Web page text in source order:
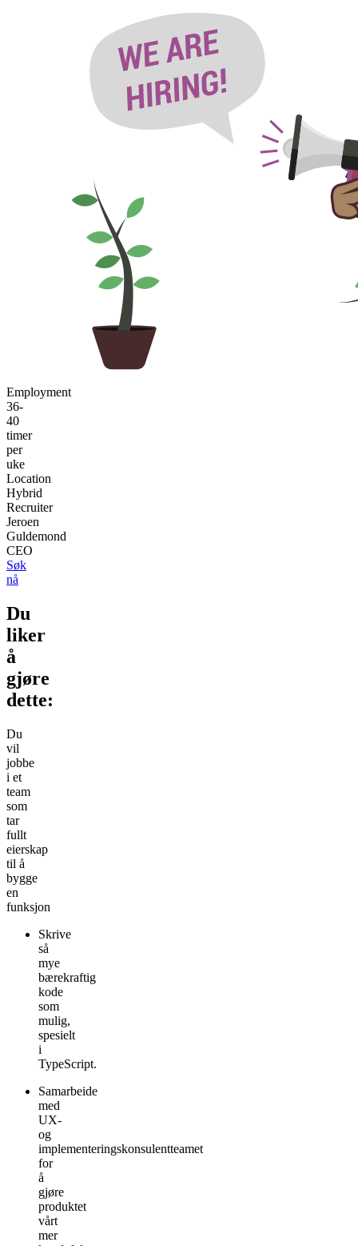
Employment
36-
40
timer
per
uke
Location
Hybrid
Recruiter
Jeroen
Guldemond
CEO
Søk
nå
Du
liker
å
gjøre
dette:
Du
vil
jobbe
i et
team
som
tar
fullt
eierskap
til å
bygge
en
funksjon
Skrive
så
mye
bærekraftig
kode
som
mulig,
spesielt
i
TypeScript.
Samarbeide
med
UX-
og
implementeringskonsulentteamet
for
å
gjøre
produktet
vårt
mer